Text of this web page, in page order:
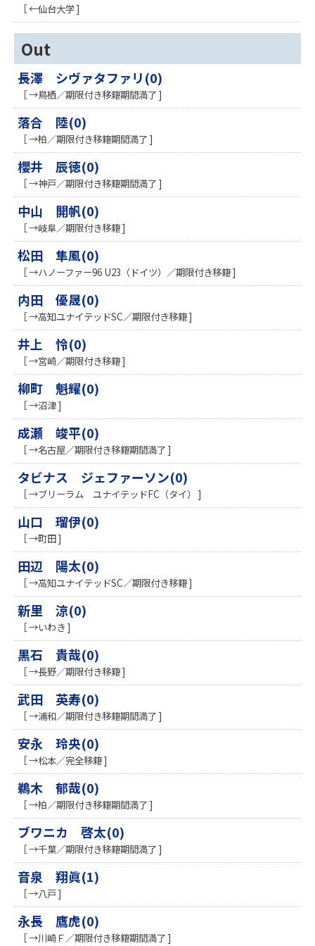
［ ←仙台大学 ]
Out
長澤 シヴァタファリ(0)
［ →鳥栖／期限付き移籍期間満了 ]
落合 陸(0)
［ →柏／期限付き移籍期間満了 ]
櫻井 辰徳(0)
［ →神戸／期限付き移籍期間満了 ]
中山 開帆(0)
［ →岐阜／期限付き移籍 ]
松田 隼風(0)
［ →ハノーファー96 U23（ドイツ）／期限付き移籍 ]
内田 優晟(0)
［ →高知ユナイテッドSC／期限付き移籍 ]
井上 怜(0)
［ →宮崎／期限付き移籍 ]
柳町 魁耀(0)
［ →沼津 ]
成瀬 竣平(0)
［ →名古屋／期限付き移籍期間満了 ]
タビナス ジェファーソン(0)
［ →ブリーラム ユナイテッドFC（タイ） ]
山口 瑠伊(0)
［ →町田 ]
田辺 陽太(0)
［ →高知ユナイテッドSC／期限付き移籍 ]
新里 涼(0)
［ →いわき ]
黒石 貴哉(0)
［ →長野／期限付き移籍 ]
武田 英寿(0)
［ →浦和／期限付き移籍期間満了 ]
安永 玲央(0)
［ →松本／完全移籍 ]
鵜木 郁哉(0)
［ →柏／期限付き移籍期間満了 ]
ブワニカ 啓太(0)
［ →千葉／期限付き移籍期間満了 ]
音泉 翔眞(1)
［ →八戸 ]
永長 鷹虎(0)
［ →川崎Ｆ／期限付き移籍期間満了 ]